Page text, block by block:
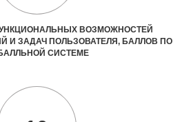
ВОЗМОЖНОСТЕЙ
И ЗАДАЧ ПОЛЬЗОВАТЕЛЯ, БАЛЛОВ ПО
СИСТЕМЕ